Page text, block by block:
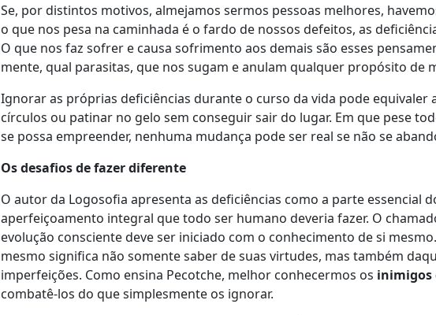
Se, por distintos motivos, almejamos sermos pessoas melhores,
o que nos pesa na caminhada é o fardo de nossos defeitos, as
O que nos faz sofrer e causa sofrimento aos demais são esses
mente, qual parasitas, que nos sugam e anulam qualquer propósito de
Ignorar as próprias deficiências durante o curso da vida pode equivaler
círculos ou patinar no gelo sem conseguir sair do lugar. Em que pese
se possa empreender, nenhuma mudança pode ser real se não se
Os desafios de fazer diferente
O autor da Logosofia apresenta as deficiências como a parte essencial
aperfeiçoamento integral que todo ser humano deveria fazer. O
evolução consciente deve ser iniciado com o conhecimento de si
mesmo significa não somente saber de suas virtudes, mas também
imperfeições. Como ensina Pecotche, melhor conhecermos os inimigos
combatê-los do que simplesmente os ignorar.